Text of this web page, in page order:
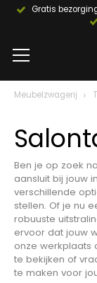
Gratis
Meubelzwagerij
Ben je op zoek
aansluit bij jouw
verschillende
stellen. Of je nu
robuuste
ervoor dat jouw
onze werkplaats
te bekijken of
te maken voor